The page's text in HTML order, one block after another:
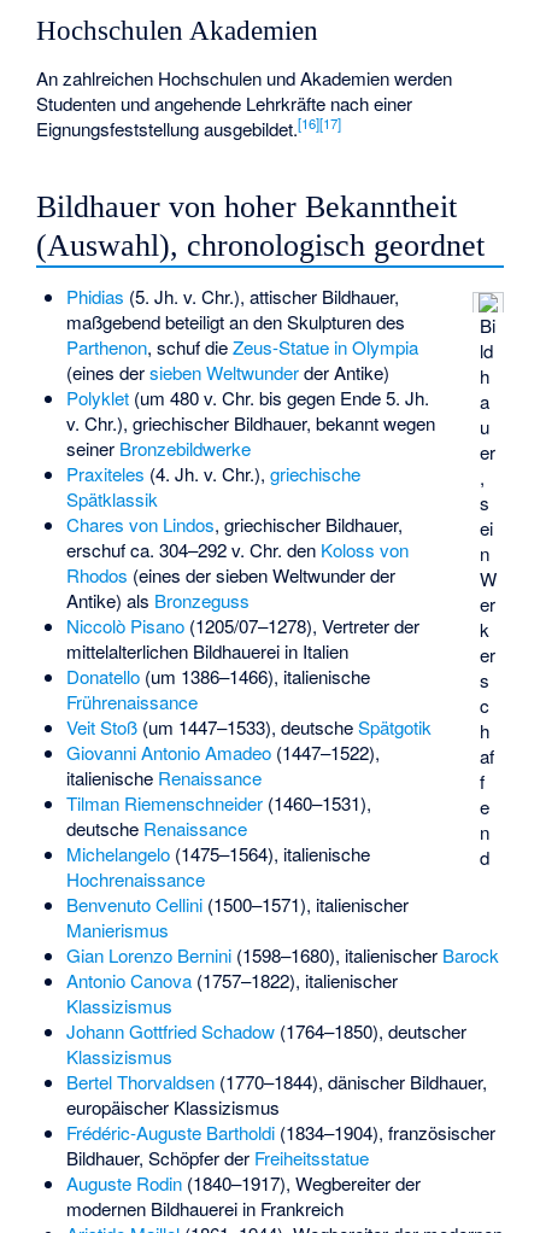
Hochschulen Akademien
An zahlreichen Hochschulen und Akademien werden
Studenten und angehende Lehrkräfte nach einer
Eignungsfeststellung ausgebildet.[16][17]
Bildhauer von hoher Bekanntheit
(Auswahl), chronologisch geordnet
Bi
ld
h
a
u
er
,
s
ei
n
W
er
k
er
s
c
h
af
f
e
n
d
Phidias (5. Jh. v. Chr.), attischer Bildhauer,
maßgebend beteiligt an den Skulpturen des
Parthenon, schuf dieZeus-Statue in Olympia
(eines dersieben Weltwunderder Antike)
Polyklet(um 480 v. Chr. bis gegen Ende 5. Jh.
v. Chr.), griechischer Bildhauer, bekannt wegen
seiner Bronzebildwerke
Praxiteles (4. Jh. v. Chr.), griechische
Spätklassik
Chares von Lindos, griechischer Bildhauer,
erschuf ca. 304–292 v. Chr. den Koloss von
Rhodos (eines der sieben Weltwunder der
Antike) als Bronzeguss
Niccolò Pisano(1205/07–1278), Vertreter der
mittelalterlichen Bildhauerei in Italien
Donatello(um 1386–1466), italienische
Frührenaissance
Veit Stoß(um 1447–1533), deutscheSpätgotik
Giovanni Antonio Amadeo(1447–1522),
italienische Renaissance
Tilman Riemenschneider(1460–1531),
deutsche Renaissance
Michelangelo(1475–1564), italienische
Hochrenaissance
Benvenuto Cellini(1500–1571), italienischer
Manierismus
Gian Lorenzo Bernini(1598–1680), italienischer Barock
Antonio Canova(1757–1822), italienischer
Klassizismus
Johann Gottfried Schadow(1764–1850), deutscher
Klassizismus
Bertel Thorvaldsen(1770–1844), dänischer Bildhauer,
europäischer Klassizismus
Frédéric-Auguste Bartholdi(1834–1904), französischer
Bildhauer, Schöpfer der Freiheitsstatue
Auguste Rodin(1840–1917), Wegbereiter der
modernen Bildhauerei in Frankreich